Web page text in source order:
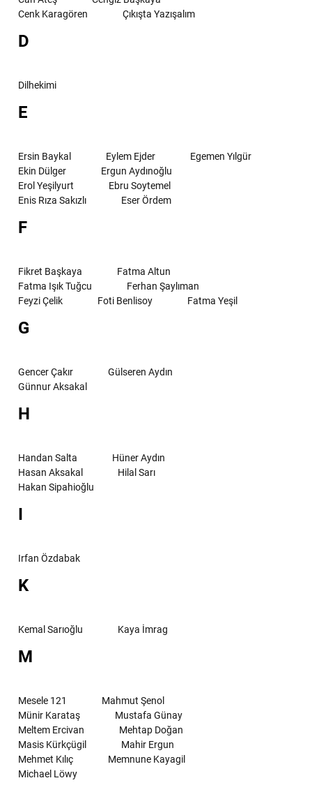
Cenk Karagören
Çıkışta Yazışalım
D
Dilhekimi
E
Ersin Baykal Eylem Ejder
Egemen Yılgür
Ekin Dülger
Ergun Aydınoğlu
Erol Yeşilyurt
Ebru Soytemel
Enis Rıza Sakızlı
Eser Ördem
F
Fikret Başkaya
Fatma Altun
Fatma Işık Tuğcu
Ferhan Şaylıman
Feyzi Çelik
Foti Benlisoy Fatma Yeşil
G
Gencer Çakır
Gülseren Aydın
Günnur Aksakal
H
Handan Salta
Hüner Aydın
Hasan Aksakal
Hilal Sarı
Hakan Sipahioğlu
I
Irfan Özdabak
K
Kemal Sarıoğlu Kaya İmrag
M
Mesele 121
Mahmut Şenol
Münir Karataş
Mustafa Günay
Meltem Ercivan
Mehtap Doğan
Masis Kürkçügil
Mahir Ergun
Mehmet Kılıç
Memnune Kayagil
Michael Löwy